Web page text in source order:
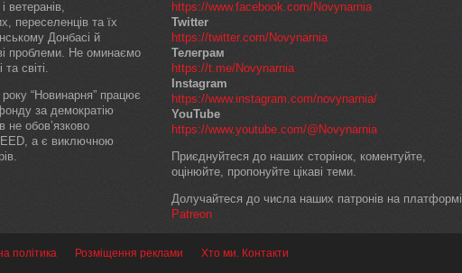
ветеранів,
переселенців та їх
Донбасі й
проблеми. Не оминаємо
та світі.
“Новинарня” працює
за демократію
не обов’язково
EED, а є виключною
https://www.facebook.com/Novynarnia
Twitter
https://twitter.com/Novynarnia
Телеграм
https://t.me/Novynarnia
Instagram
https://www.instagram.com/novynarnia/
YouTube
https://www.youtube.com/@Novynarnia
Приєднуйтеся до наших сторінок, коментуйте,
оцінюйте, пропонуйте цікаві теми.
Долучайтеся до числа наших патронів на платформі
Patreon
політика Розміщення реклами Хто ми. Контакти